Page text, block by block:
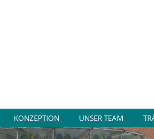
KONZEPTION UNSER TEAM